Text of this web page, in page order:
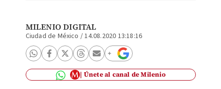
MILENIO DIGITAL
Ciudad de México /14.08.2020 13:18:16
Únete al canal de Milenio